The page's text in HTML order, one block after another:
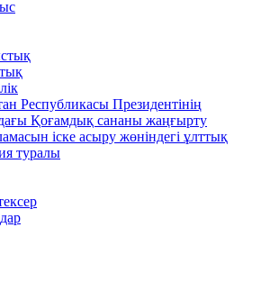
Республикасы Президентінің
Қоғамдық сананы жаңғырту
іске асыру жөніндегі ұлттық
туралы